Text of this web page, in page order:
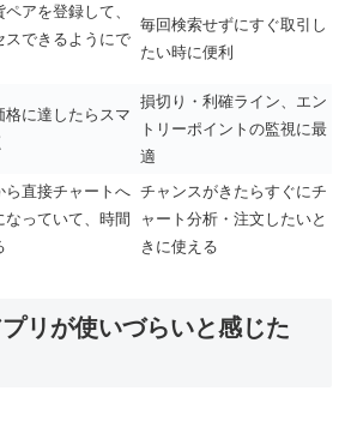
アを登録して、
スできるようにで
毎回検索せずにすぐ取引し
たい時に便利
格に達したらスマ
損切り・利確ライン、エン
トリーポイントの監視に最
適
ら直接チャートへ
なっていて、時間
チャンスがきたらすぐにチ
ャート分析・注文したいと
きに使える
リが使いづらいと感じた